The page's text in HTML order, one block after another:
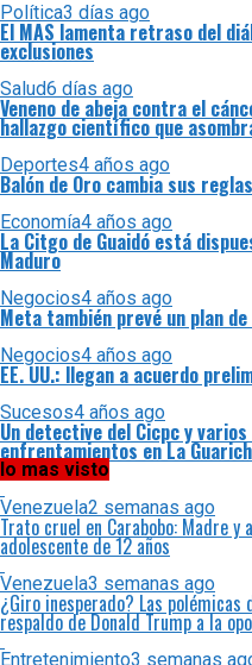
Política3 días ago
El MAS lamenta retraso del
exclusiones
Salud6 días ago
Veneno de abeja contra el
hallazgo científico que
Deportes4 años ago
Balón de Oro cambia sus reglas
Economía4 años ago
La Citgo de Guaidó está
Maduro
Negocios4 años ago
Meta también prevé un plan
Negocios4 años ago
EE. UU.: llegan a acuerdo
Sucesos4 años ago
Un detective del Cicpc y
enfrentamientos en La
lo mas visto
Venezuela2 semanas ago
Trato cruel en Carabobo: Madre y
adolescente de 12 años
Venezuela3 semanas ago
¿Giro inesperado? Las
respaldo de Donald Trump a la
Entretenimiento3 semanas